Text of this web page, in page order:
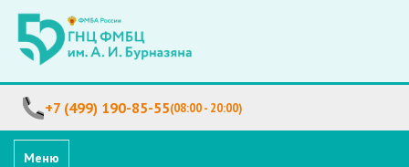
+7 (499) 190-85-55(08:00 - 20:00)
Меню